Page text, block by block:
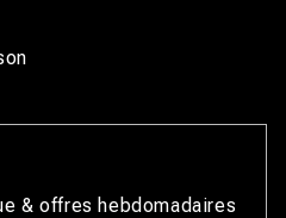
& offres hebdomadaires